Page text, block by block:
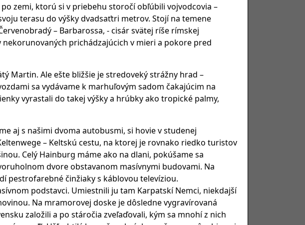
zemi, ktorú si v priebehu storočí obľúbili vojvodcovia –
terasu do výšky dvadsaťtri metrov. Stojí na temene
– Barbarossa, - cisár svätej ríše rímskej
prichádzajúcich v mieri a pokore pred
Martin. Ale ešte bližšie je stredoveký strážny hrad –
sa vydávame k marhuľovým sadom čakajúcim na
vyrastali do takej výšky a hrúbky ako tropické palmy,
aj s našimi dvoma autobusmi, si hovie v studenej
– Keltskú cestu, na ktorej je rovnako riedko turistov
Celý Hainburg máme ako na dlani, pokúšame sa
dvore obstavanom masívnymi budovami. Na
pestrofarebné činžiaky s káblovou televíziou.
podstavci. Umiestnili ju tam Karpatskí Nemci, niekdajší
Na mramorovej doske je dôsledne vygravírovaná
založili a po stáročia zveľaďovali, kým sa mnohí z nich